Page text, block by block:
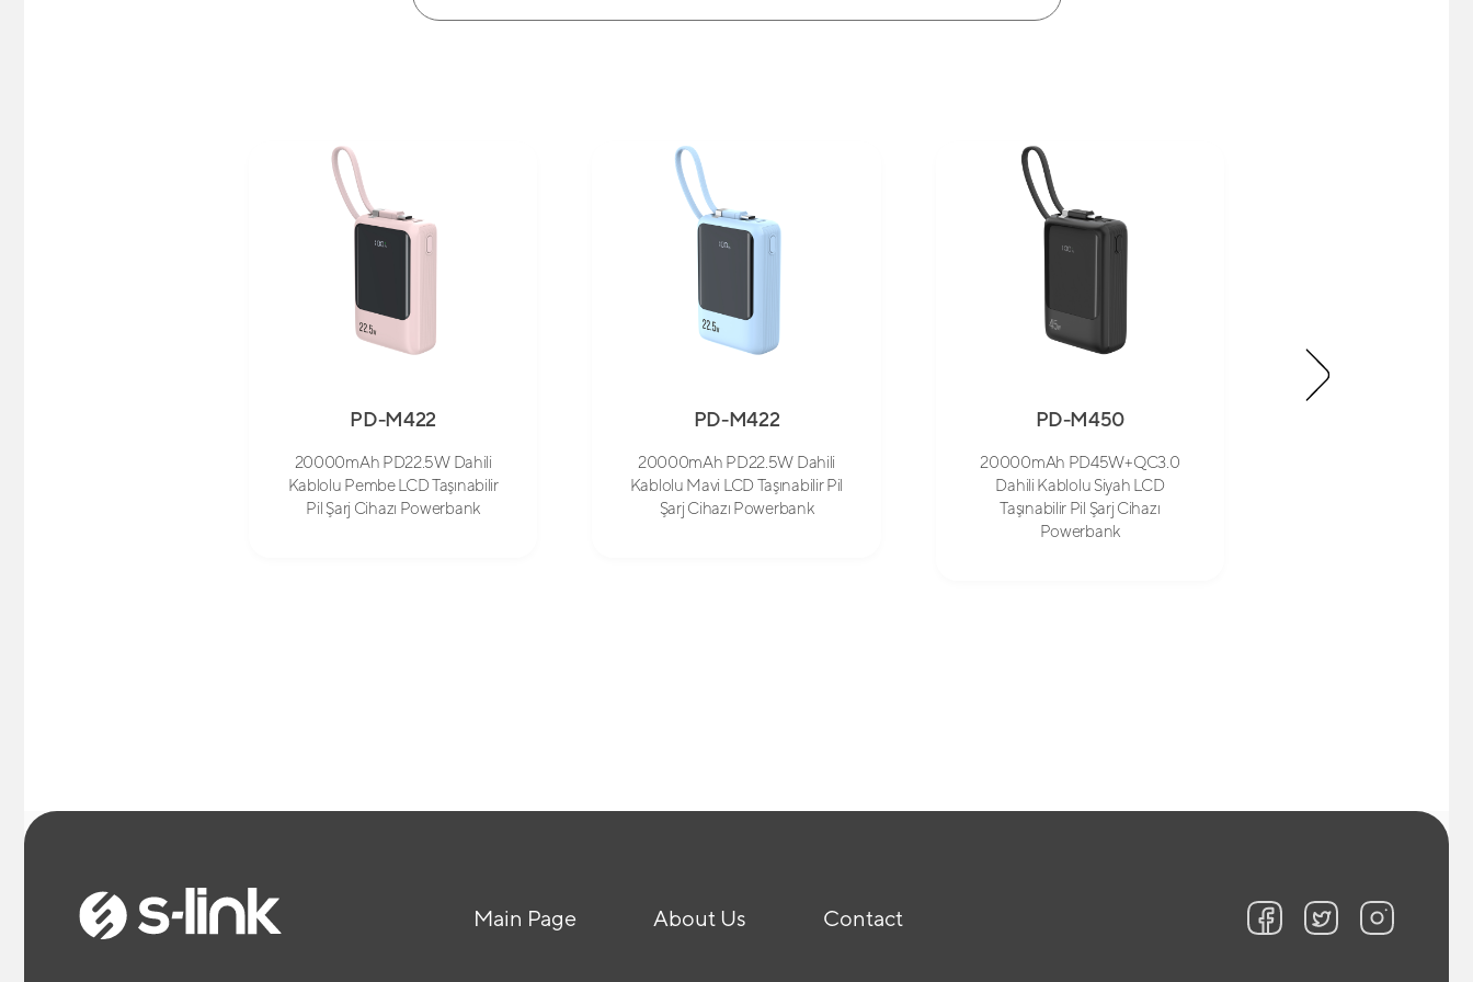
PD-M422
20000mAh PD22.5W Dahili
Kablolu Pembe LCD Taşınabilir
Pil Şarj Cihazı Powerbank
PD-M422
20000mAh PD22.5W Dahili
Kablolu Mavi LCD Taşınabilir Pil
Şarj Cihazı Powerbank
PD-M450
20000mAh PD45W+QC3.0
Dahili Kablolu Siyah LCD
Taşınabilir Pil Şarj Cihazı
Powerbank
Main Page About Us Contact